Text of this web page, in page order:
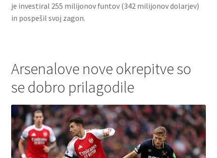
je investiral 255 milijonov funtov (342 milijonov dolarjev)
in pospešil svoj zagon.
Arsenalove nove okrepitve so
se dobro prilagodile